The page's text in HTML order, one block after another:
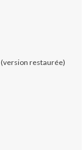
(version restaurée)